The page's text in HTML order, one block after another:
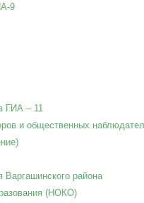
9
ГИА – 11
и общественных
Варгашинского района
(НОКО)